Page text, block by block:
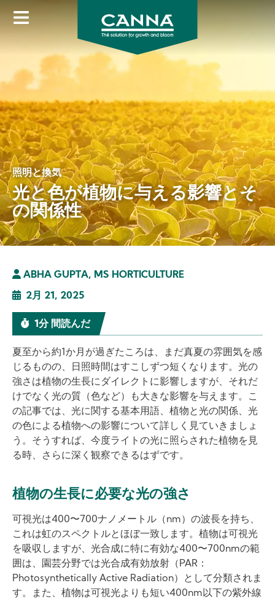
Skip
content
照明と換気
光と色が植物に与える影響とそ
の関係性
ABHA GUPTA, MS HORTICULTURE
2月 21, 2025
1分 間読んだ
夏至から約1か月が過ぎたころは、まだ真夏の雰囲気を感
じるものの、日照時間はすこしずつ短くなります。光の
強さは植物の生長にダイレクトに影響しますが、それだ
けでなく光の質（色など）も大きな影響を与えます。こ
の記事では、光に関する基本用語、植物と光の関係、光
の色による植物への影響について詳しく見ていきましょ
う。そうすれば、今度ライトの光に照らされた植物を見
る時、さらに深く観察できるはずです。
植物の生長に必要な光の強さ
可視光は400〜700ナノメートル（nm）の波長を持ち、
これは虹のスペクトルとほぼ一致します。植物は可視光
を吸収しますが、光合成に特に有効な400〜700nmの範
囲は、園芸分野では光合成有効放射（PAR：
Photosynthetically Active Radiation）として分類されま
す。また、植物は可視光よりも短い400nm以下の紫外線